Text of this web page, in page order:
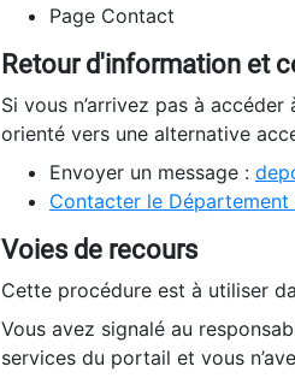
Page Contact
Retour d'information et
Si vous n’arrivez pas à
orienté vers une alternative
Envoyer un message :
Contacter le
Voies de recours
Cette procédure est à utiliser
Vous avez signalé au
services du portail et vous